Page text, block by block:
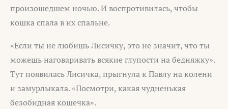
произошедшем ночью. И воспротивилась, чтобы
кошка спала в их спальне.
«Если ты не любишь Лисичку, это не значит, что ты
можешь наговаривать всякие глупости на бедняжку».
Тут появилась Лисичка, прыгнула к Павлу на колени
и замурлыкала. «Посмотри, какая чудненькая
безобидная кошечка».